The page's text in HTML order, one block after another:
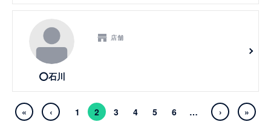
⭕️石川
店舗
« ‹ 1 2 3 4 5 6 … › »